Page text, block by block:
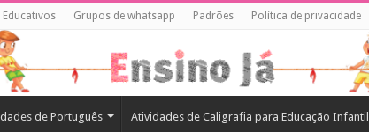
Educativos Grupos de whatsapp Padrões Política de privacidade
de Português Atividades de Caligrafia para Educação Infantil